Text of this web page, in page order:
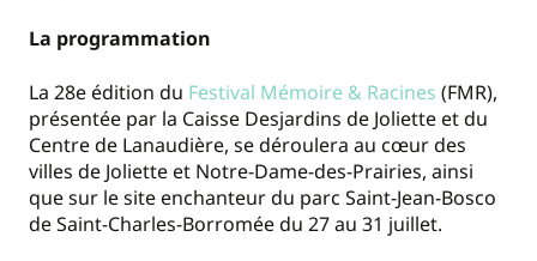
La programmation
La 28e édition du Festival Mémoire & Racines (FMR),
présentée par la Caisse Desjardins de Joliette et du
Centre de Lanaudière, se déroulera au cœur des
villes de Joliette et Notre-Dame-des-Prairies, ainsi
que sur le site enchanteur du parc Saint-Jean-Bosco
de Saint-Charles-Borromée du 27 au 31 juillet.